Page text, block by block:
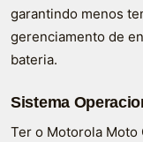
garantindo menos
gerenciamento de
bateria.
Sistema
Ter o Motorola Moto